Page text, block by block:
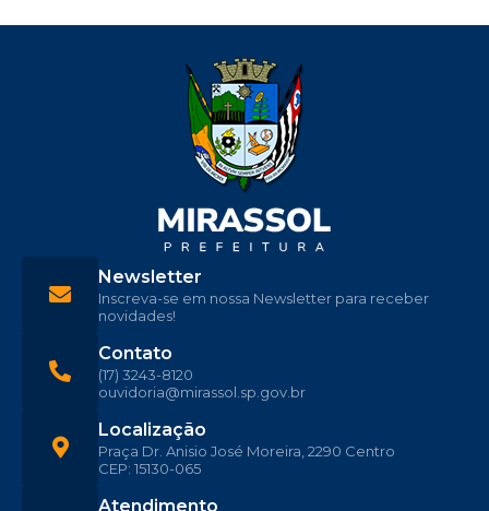
Localização
Praça Dr. Anisio José Moreira, 2290 Centro
CEP: 15130-065
Contato
(17) 3243-8120
ouvidoria@mirassol.sp.gov.br
Atendimento
Newsletter
Inscreva-se em nossa Newsletter para receber
novidades!